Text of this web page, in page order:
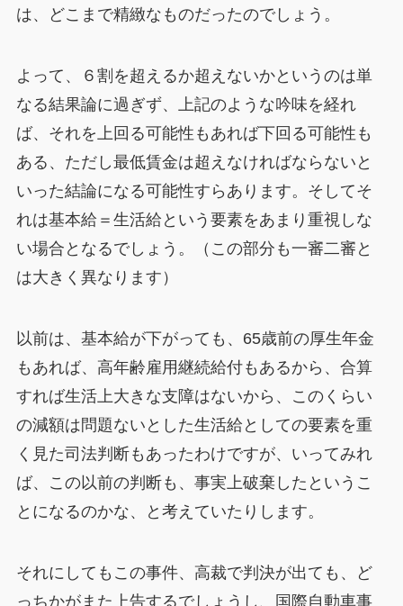
は、どこまで精緻なものだったのでしょう。
よって、６割を超えるか超えないかというのは単
なる結果論に過ぎず、上記のような吟味を経れ
ば、それを上回る可能性もあれば下回る可能性も
ある、ただし最低賃金は超えなければならないと
いった結論になる可能性すらあります。そしてそ
れは基本給＝生活給という要素をあまり重視しな
い場合となるでしょう。（この部分も一審二審と
は大きく異なります）
以前は、基本給が下がっても、65歳前の厚生年金
もあれば、高年齢雇用継続給付もあるから、合算
すれば生活上大きな支障はないから、このくらい
の減額は問題ないとした生活給としての要素を重
く見た司法判断もあったわけですが、いってみれ
ば、この以前の判断も、事実上破棄したというこ
とになるのかな、と考えていたりします。
それにしてもこの事件、高裁で判決が出ても、ど
っちかがまた上告するでしょうし、国際自動車事